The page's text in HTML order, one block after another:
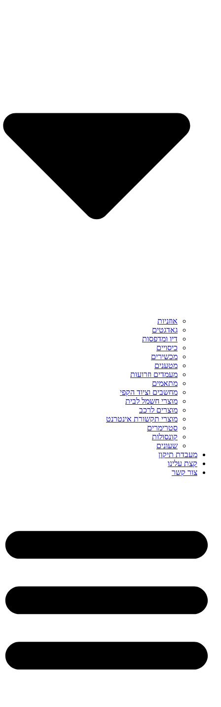
אוזניות
גאדגטים
דיו ומדפסות
כיסויים
מכשירים
מטענים
מעמדים וזרועות
מתאמים
מחשבים וציוד הקפי
מוצרי חשמל לבית
מוצרים לרכב
מוצרי תקשורת אינטרנט
סטרימרים
קונסולות
שעונים
מעבדת תיקון
קצת עלינו
צור קשר